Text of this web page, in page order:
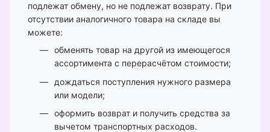
подлежат обмену, но не подлежат возврату. При
отсутствии аналогичного товара на складе вы
можете:
обменять товар на другой из имеющегося
ассортимента с перерасчётом стоимости;
дождаться поступления нужного размера
или модели;
оформить возврат и получить средства за
вычетом транспортных расходов.